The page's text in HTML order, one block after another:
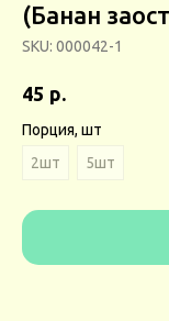
(Банан
SKU: 000042-1
45 р.
Порция, шт
2шт
5шт